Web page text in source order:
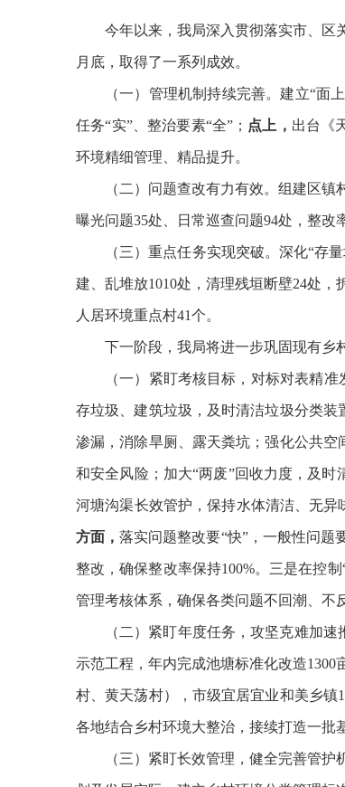
今年以来，我局深入贯彻落实市、区
月底，取得了一系列成效。
（一） 管理机制持续完善。建立“面
任务“实”、整治要素“全” ； 点上， 出台《
环境精细管理、精品提升。
（二） 问题查改有力有效。 组建区镇
曝光问题35处、日常巡查问题94处，整改
（三）重点任务实现突破。深化“存
建、乱堆放1010处，清理残垣断壁24处，
人居环境重点村41个。
下一阶段，我局将进一步巩固现有乡
（一） 紧盯考核目标，对标对表精准
存垃圾、建筑垃圾， 及时清洁垃圾分类装
渗漏，消除旱厕、露天粪坑；强化公共空
和安全风险；加大“两废”回收力度，及时
河塘沟渠长效管护，保持水体清洁、无
方面，落实问题整改要“快”，一般性问题
整改，确保整改率保持100%。 三是在控制
管理考核体系，确保各类问题不回潮、不
（二）紧盯年度任务，攻坚克难加
示范工程，年内完成池塘标准化改造1300
村、黄天荡村），市级宜居宜业和美乡镇1
各地结合乡村环境大整治，接续打造一批
（三）紧盯长效管理， 健全完善管护